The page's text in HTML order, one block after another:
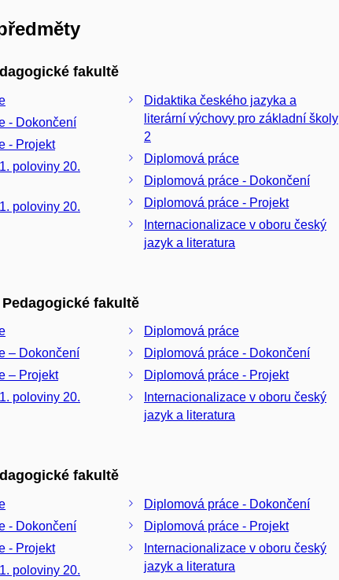
fakultě
- Dokončení
- Projekt
poloviny 20.
poloviny 20.
Didaktika českého jazyka a
literární výchovy pro základní školy
2
Diplomová práce
Diplomová práce - Dokončení
Diplomová práce - Projekt
Internacionalizace v oboru český
jazyk a literatura
fakultě
– Dokončení
– Projekt
poloviny 20.
Diplomová práce
Diplomová práce - Dokončení
Diplomová práce - Projekt
Internacionalizace v oboru český
jazyk a literatura
fakultě
- Dokončení
- Projekt
poloviny 20.
Diplomová práce - Dokončení
Diplomová práce - Projekt
Internacionalizace v oboru český
jazyk a literatura